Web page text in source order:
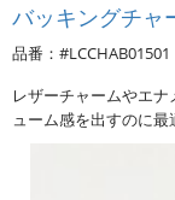
ト・
ド
ッ
ト・
ジ
バッキングチャ
品番：#LCCHAB01501
レザーチャームやエ
ューム感を出すのに最